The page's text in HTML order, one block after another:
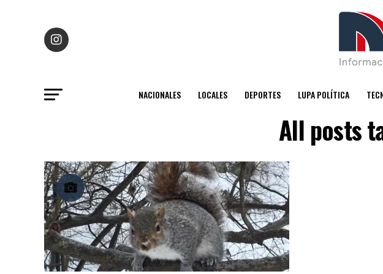
NACIONALES LOCALES DEPORTES LUPA POLÍTICA
All posts